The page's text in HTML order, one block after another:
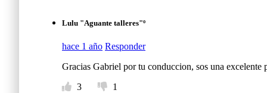
Lulu "Aguante talleres"º
hace 1 año Responder
Gracias Gabriel por tu conduccion, sos una excelente
3
1